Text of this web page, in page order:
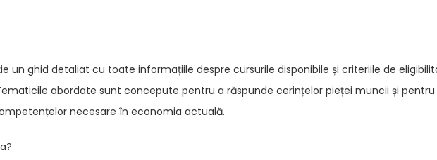
un ghid detaliat cu toate informațiile despre cursurile disponibile și criteriile de
abordate sunt concepute pentru a răspunde cerințelor pieței muncii și pentru
necesare în economia actuală.